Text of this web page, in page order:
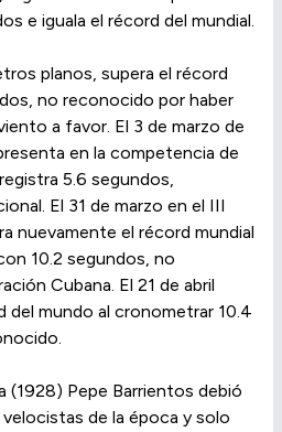
e iguala el récord del mundial.
planos, supera el récord
no reconocido por haber
a favor. El 3 de marzo de
en la competencia de
5.6 segundos,
El 31 de marzo en el III
nuevamente el récord mundial
10.2 segundos, no
Cubana. El 21 de abril
del mundo al cronometrar 10.4
(1928) Pepe Barrientos debió
de la época y solo